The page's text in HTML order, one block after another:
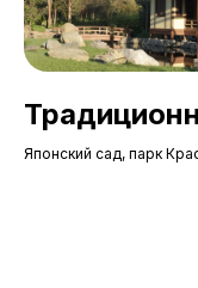
Японский сад, парк
Приходите в гости